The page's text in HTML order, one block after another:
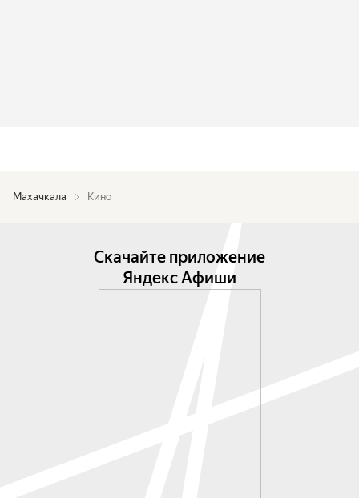
Махачкала Кино
Скачайте приложение
Яндекс Афиши